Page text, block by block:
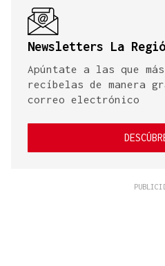
Newsletters La
Apúntate a las que
recíbelas de manera
correo electrónico